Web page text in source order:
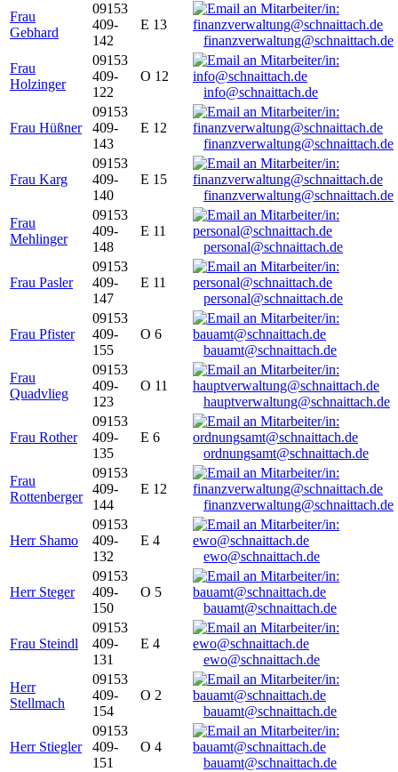
Frau
Gebhard
09153
409-
142
E 13
finanzverwaltung@schnaittach.de
Frau
Holzinger
09153
409-
122
O 12
info@schnaittach.de
Frau Hüßner
09153
409-
143
E 12
finanzverwaltung@schnaittach.de
Frau Karg
09153
409-
140
E 15
finanzverwaltung@schnaittach.de
Frau
Mehlinger
09153
409-
148
E 11
personal@schnaittach.de
Frau Pasler
09153
409-
147
E 11
personal@schnaittach.de
Frau Pfister
09153
409-
155
O 6
bauamt@schnaittach.de
Frau
Quadvlieg
09153
409-
123
O 11
hauptverwaltung@schnaittach.de
Frau Rother
09153
409-
135
E 6
ordnungsamt@schnaittach.de
Frau
Rottenberger
09153
409-
144
E 12
finanzverwaltung@schnaittach.de
Herr Shamo
09153
409-
132
E 4
ewo@schnaittach.de
Herr Steger
09153
409-
150
O 5
bauamt@schnaittach.de
Frau Steindl
09153
409-
131
E 4
ewo@schnaittach.de
Herr
Stellmach
09153
409-
154
O 2
bauamt@schnaittach.de
Herr Stiegler
09153
409-
151
O 4
bauamt@schnaittach.de